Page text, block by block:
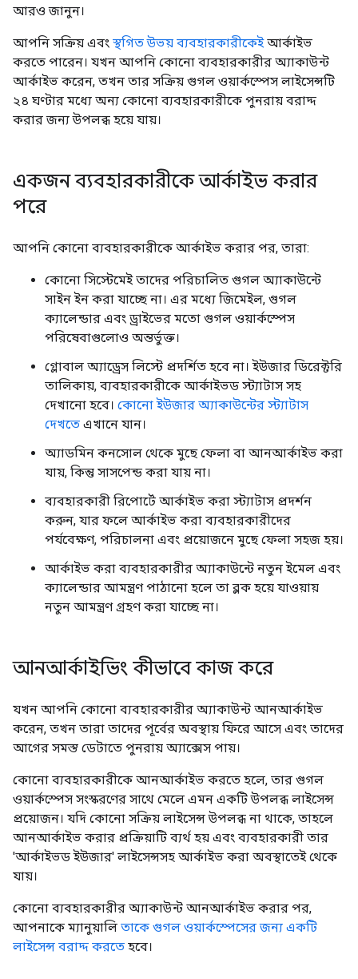
আরও জানুন।
আপনি সক্রিয় এবং স্থগিত উভয় ব্যবহারকারীকেইআর্কাইভ
করতে পারেন। যখন আপনি কোনো ব্যবহারকারীর অ্যাকাউন্ট
আর্কাইভ করেন, তখন তার সক্রিয় গুগল ওয়ার্কস্পেস লাইসেন্সটি
২৪ ঘণ্টার মধ্যে অন্য কোনো ব্যবহারকারীকে পুনরায় বরাদ্দ
করার জন্য উপলব্ধ হয়ে যায়।
একজন ব্যবহারকারীকে আর্কাইভ করার
পরে
আপনি কোনো ব্যবহারকারীকে আর্কাইভ করার পর, তারা:
কোনো সিস্টেমেই তাদের পরিচালিত গুগল অ্যাকাউন্টে
সাইন ইন করা যাচ্ছে না। এর মধ্যে জিমেইল, গুগল
ক্যালেন্ডার এবং ড্রাইভের মতো গুগল ওয়ার্কস্পেস
পরিষেবাগুলোও অন্তর্ভুক্ত।
গ্লোবাল অ্যাড্রেস লিস্টে প্রদর্শিত হবে না। ইউজার ডিরেক্টরি
তালিকায়, ব্যবহারকারীকে আর্কাইভড স্ট্যাটাস সহ
দেখানো হবে। কোনো ইউজার অ্যাকাউন্টের স্ট্যাটাস
দেখতে এখানে যান।
অ্যাডমিন কনসোল থেকে মুছে ফেলা বা আনআর্কাইভ করা
যায়, কিন্তু সাসপেন্ড করা যায় না।
ব্যবহারকারী রিপোর্টে আর্কাইভ করা স্ট্যাটাস প্রদর্শন
করুন, যার ফলে আর্কাইভ করা ব্যবহারকারীদের
পর্যবেক্ষণ, পরিচালনা এবং প্রয়োজনে মুছে ফেলা সহজ হয়।
আর্কাইভ করা ব্যবহারকারীর অ্যাকাউন্টে নতুন ইমেল এবং
ক্যালেন্ডার আমন্ত্রণ পাঠানো হলে তা ব্লক হয়ে যাওয়ায়
নতুন আমন্ত্রণ গ্রহণ করা যাচ্ছে না।
আনআর্কাইভিং কীভাবে কাজ করে
যখন আপনি কোনো ব্যবহারকারীর অ্যাকাউন্ট আনআর্কাইভ
করেন, তখন তারা তাদের পূর্বের অবস্থায় ফিরে আসে এবং তাদের
আগের সমস্ত ডেটাতে পুনরায় অ্যাক্সেস পায়।
কোনো ব্যবহারকারীকে আনআর্কাইভ করতে হলে, তার গুগল
ওয়ার্কস্পেস সংস্করণের সাথে মেলে এমন একটি উপলব্ধ লাইসেন্স
প্রয়োজন। যদি কোনো সক্রিয় লাইসেন্স উপলব্ধ না থাকে, তাহলে
আনআর্কাইভ করার প্রক্রিয়াটি ব্যর্থ হয় এবং ব্যবহারকারী তার
'আর্কাইভড ইউজার' লাইসেন্সসহ আর্কাইভ করা অবস্থাতেই থেকে
যায়।
কোনো ব্যবহারকারীর অ্যাকাউন্ট আনআর্কাইভ করার পর,
আপনাকে ম্যানুয়ালি তাকে গুগল ওয়ার্কস্পেসের জন্য একটি
লাইসেন্স বরাদ্দ করতে হবে।